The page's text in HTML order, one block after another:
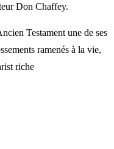
Don Chaffey.
Testament une de ses
ramenés à la vie,
riche